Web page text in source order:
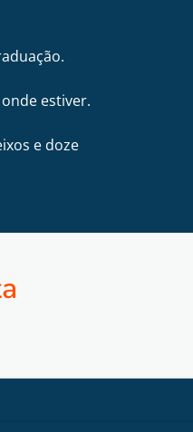
estiver.
e doze